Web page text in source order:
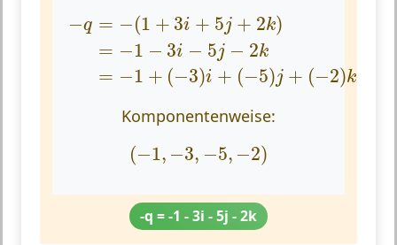
−q = −(1 + 3i + 5j + 2k)
= −1 − 3i − 5j − 2k
= −1 + (−3)i + (−5)j + (−2)k
+3 + 5j+ 2 )=− 1 −3i
Komponentenweise:
(−1, −3, −5, −2)
−1 3 5, 2)
-q = -1 - 3i - 5j - 2k